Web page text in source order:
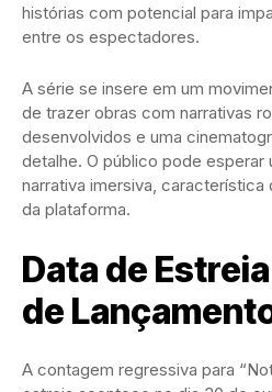
histórias com potencial para
entre os espectadores.
A série se insere em um
de trazer obras com narrativas
desenvolvidos e uma
detalhe. O público pode esperar
narrativa imersiva, característica
da plataforma.
Data de
de
A contagem regressiva para